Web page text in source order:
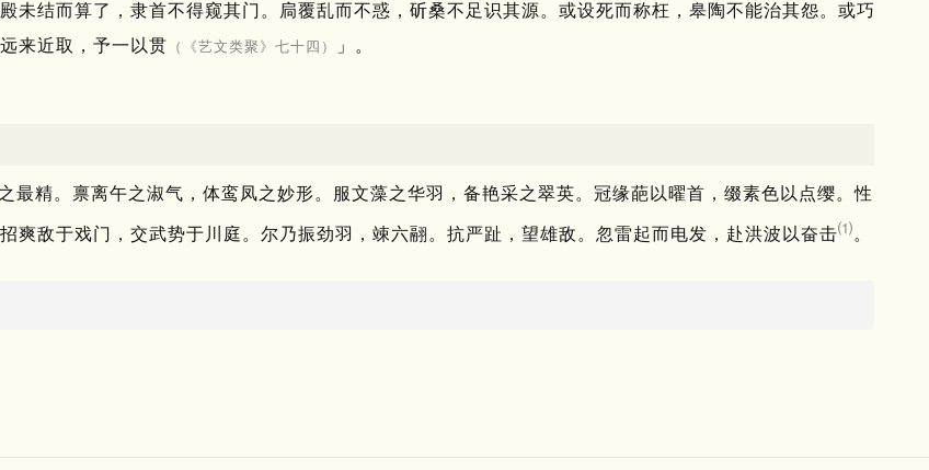
殿未结而算了，隶首不得窥其门。 扃覆乱而不惑，斫桑不足识其源。 或设死而称枉，皋陶不能治其怨。 或巧
远来近取，予一以贯 （《艺文类聚》七十四） 」。
最精。 禀离午之淑气，体鸾凤之妙形。 服文藻之华羽，备艳采之翠英。 冠缘葩以曜首，缀素色以点缨。性
招爽敌于戏门，交武势于川庭。 尔乃振劲羽，竦六翮。 抗严趾，望雄敌。 忽雷起而电发，赴洪波以奋击⑴ 。